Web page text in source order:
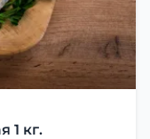
1 кг.